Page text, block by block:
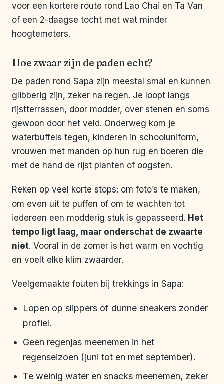
voor een kortere route rond Lao Chai en Ta Van
of een 2-daagse tocht met wat minder
hoogtemeters.
Hoe zwaar zijn de paden echt?
De paden rond Sapa zijn meestal smal en kunnen
glibberig zijn, zeker na regen. Je loopt langs
rijstterrassen, door modder, over stenen en soms
gewoon door het veld. Onderweg kom je
waterbuffels tegen, kinderen in schooluniform,
vrouwen met manden op hun rug en boeren die
met de hand de rijst planten of oogsten.
Reken op veel korte stops: om foto’s te maken,
om even uit te puffen of om te wachten tot
iedereen een modderig stuk is gepasseerd. Het
tempo ligt laag, maar onderschat de zwaarte
niet. Vooral in de zomer is het warm en vochtig
en voelt elke klim zwaarder.
Veelgemaakte fouten bij trekkings in Sapa:
Lopen op slippers of dunne sneakers zonder
profiel.
Geen regenjas meenemen in het
regenseizoen (juni tot en met september).
Te weinig water en snacks meenemen, zeker